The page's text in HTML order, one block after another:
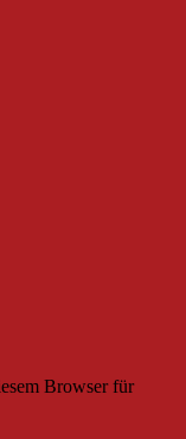
Browser für